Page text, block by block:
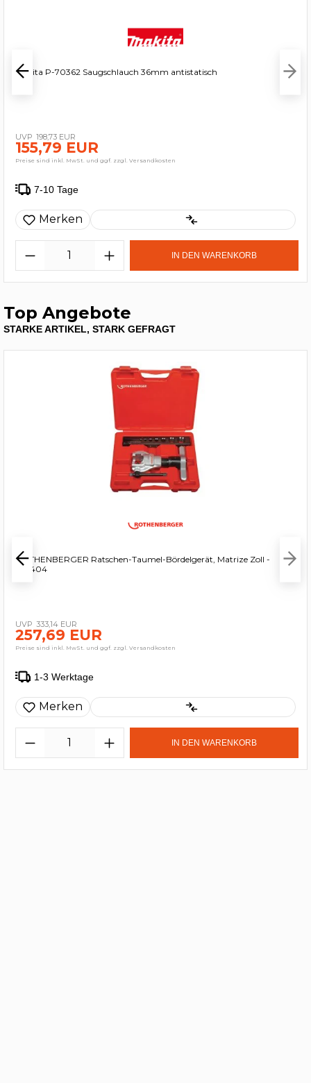
Makita P-70362 Saugschlauch 36mm antistatisch
198,73 EUR
155,79 EUR
Preise sind inkl. MwSt. und ggf. zzgl. Versandkosten
7-10 Tage
Merken
IN DEN WARENKORB
Top Angebote
STARKE ARTIKEL, STARK GEFRAGT
ROTHENBERGER Ratschen-Taumel-Bördelgerät, Matrize Zoll -
222404
333,14 EUR
257,69 EUR
Preise sind inkl. MwSt. und ggf. zzgl. Versandkosten
1-3 Werktage
Merken
IN DEN WARENKORB